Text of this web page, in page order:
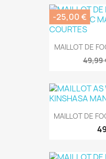
MAILLOT DE
49,99
-25,00 €
MAILLOT DE